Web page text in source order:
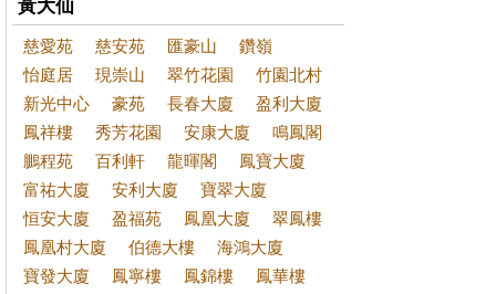
黃大仙
慈愛苑 慈安苑 匯豪山
鑽嶺
怡庭居
現崇山 翠竹花園
竹園北村
新光中心
豪苑 長春大廈
盈利大廈
鳳祥樓
秀芳花園 安康大廈
鳴鳳閣
鵬程苑
百利軒 龍暉閣
鳳寶大廈
富祐大廈
安利大廈
寶翠大廈
恒安大廈
盈福苑 鳳凰大廈
翠鳳樓
鳳凰村大廈
伯德大樓
海鴻大廈
寶發大廈
鳳寧樓 鳳錦樓
鳳華樓